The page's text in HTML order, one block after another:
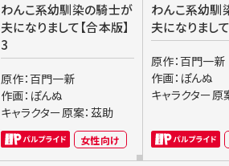
わんこ系幼馴染の騎士が
夫になりまして【合本版】
3
原作：百門一新
作画：ぽんぬ
キャラクター原案：茲助
女性向け
わんこ系幼馴
夫になりまし
原作：百門一新
作画：ぽんぬ
キャラクター原